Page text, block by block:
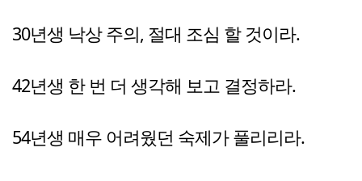
30년생 낙상 주의, 절대 조심 할 것이라.
42년생 한 번 더 생각해 보고 결정하라.
54년생 매우 어려웠던 숙제가 풀리리라.